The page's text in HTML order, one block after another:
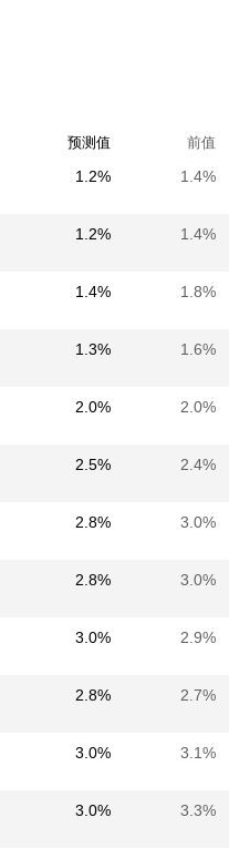
预测值 前值
1.2% 1.4%
1.2% 1.4%
1.4% 1.8%
1.3% 1.6%
2.0% 2.0%
2.5% 2.4%
2.8% 3.0%
2.8% 3.0%
3.0% 2.9%
2.8% 2.7%
3.0% 3.1%
3.0% 3.3%